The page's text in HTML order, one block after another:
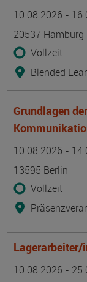
10.08.2026 -
20537 Hamburg
Vollzeit
Blended
Grundlagen
10.08.2026 -
13595 Berlin
Vollzeit
Lagerarbeiter/
10.08.2026 -